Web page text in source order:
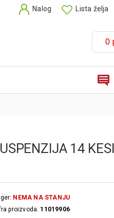
Nalog Lista želja
0
14
NEMA NA STANJU
proizvoda: 11019906